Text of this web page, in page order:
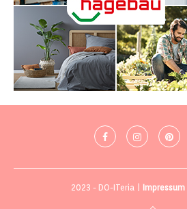
2023 - DO-ITeria | Impressum